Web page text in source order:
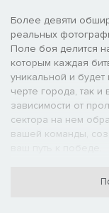
Более девяти
реальных
Поле боя делится
которым каждая
уникальной и
черте города, так и
зависимости от
сектора на нем
вашей команды,